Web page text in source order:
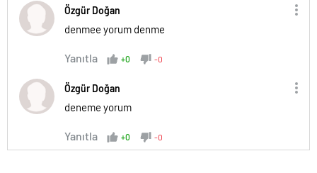
Özgür Doğan
denmee yorum denme
Yanıtla +0 -0
Özgür Doğan
deneme yorum
Yanıtla +0 -0